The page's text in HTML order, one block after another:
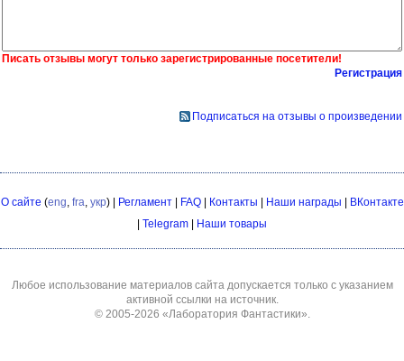
Писать отзывы могут только зарегистрированные посетители!
Регистрация
Подписаться на отзывы о произведении
О сайте (eng fra укр) | Регламент| FAQ| Контакты | Наши награды | ВКонтакте
| Telegram | Наши товары
Любое использование материалов сайта допускается только с указанием
активной ссылки на источник.
© 2005-2026 «Лаборатория Фантастики»